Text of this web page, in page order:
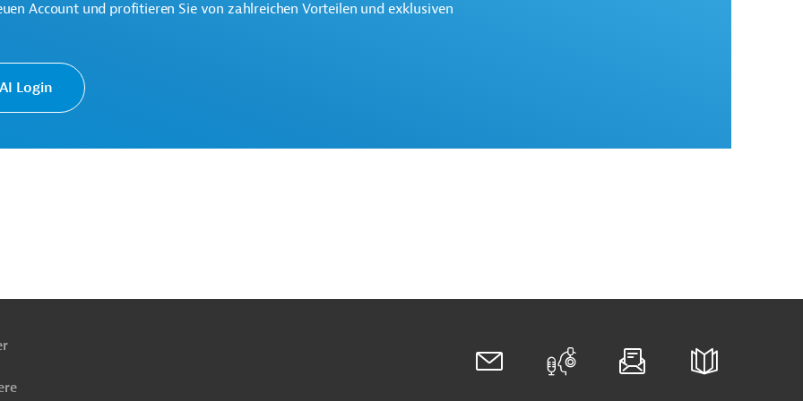
Account und profitieren Sie von zahlreichen Vorteilen und exklusiven
Login